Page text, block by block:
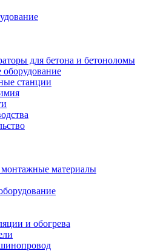
для бетона и бетоноломы
оборудование
станции
материалы
и обогрева